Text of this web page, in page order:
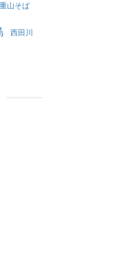
山そば
西田川